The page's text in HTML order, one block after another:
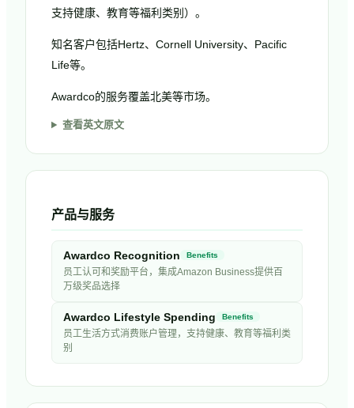
支持健康、教育等福利类别）。
知名客户包括Hertz、Cornell University、Pacific
Life等。
Awardco的服务覆盖北美等市场。
查看英文原文
产品与服务
Awardco Recognition Benefits
员工认可和奖励平台，集成Amazon Business提供百
万级奖品选择
Awardco Lifestyle Spending Benefits
员工生活方式消费账户管理，支持健康、教育等福利类
别